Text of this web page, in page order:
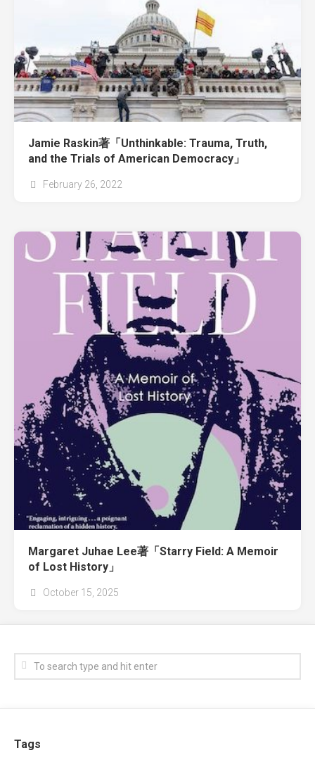
Jamie Raskin著「Unthinkable: Trauma, Truth,
and the Trials of American Democracy」
February 26, 2022
Margaret Juhae Lee著「Starry Field: A Memoir
of Lost History」
October 15, 2025
Tags